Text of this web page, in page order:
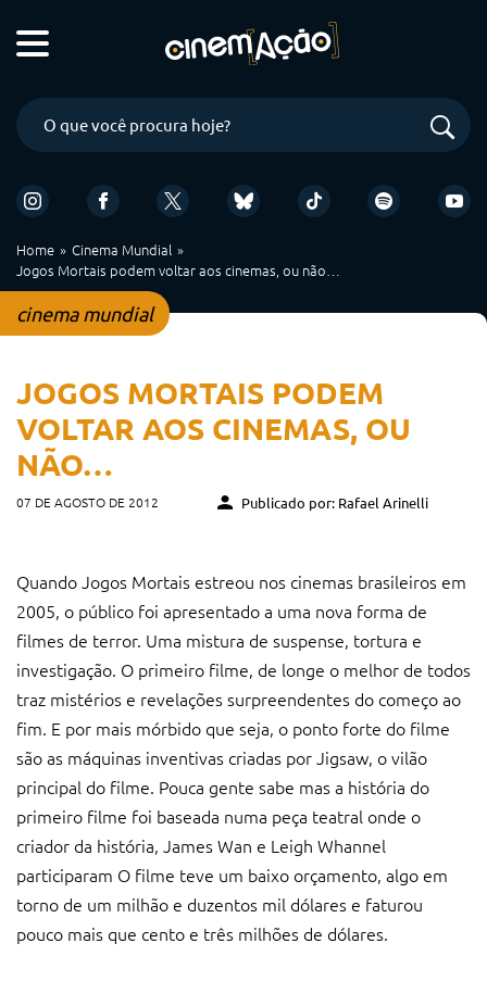
Home
Cinema Mundial
Jogos Mortais podem voltar aos cinemas, ou não…
cinema mundial
JOGOS MORTAIS PODEM
VOLTAR AOS CINEMAS, OU
NÃO…
07 DE AGOSTO DE 2012 Publicado por: Rafael Arinelli
Quando Jogos Mortais estreou nos cinemas brasileiros em
2005, o público foi apresentado a uma nova forma de
filmes de terror. Uma mistura de suspense, tortura e
investigação. O primeiro filme, de longe o melhor de todos
traz mistérios e revelações surpreendentes do começo ao
fim. E por mais mórbido que seja, o ponto forte do filme
são as máquinas inventivas criadas por Jigsaw, o vilão
principal do filme. Pouca gente sabe mas a história do
primeiro filme foi baseada numa peça teatral onde o
criador da história, James Wan e Leigh Whannel
participaram O filme teve um baixo orçamento, algo em
torno de um milhão e duzentos mil dólares e faturou
pouco mais que cento e três milhões de dólares.